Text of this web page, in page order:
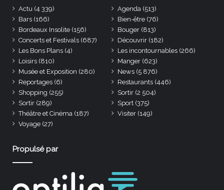
Actu (4 339) Agenda (513)
Bars (166) Bien-être (76)
Bordeaux Insolite (156) Bouger (813)
Concerts et Festivals (687) Découvrir (182)
Les Bons Plans (4) Les incontournables (266)
Loisirs (810) Manger (623)
Musée et Exposition (280) News (5 876)
Reportages (6) Restaurants (446)
Shopping (255) Sortir (2 504)
Sortir (289) Sport (375)
Théâtre et Cinéma (187) Visiter (149)
Voyage (27)
Propulsé par